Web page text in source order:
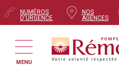
NUMÉROS
D'URGENCE
NOS
AGENCES
MENU